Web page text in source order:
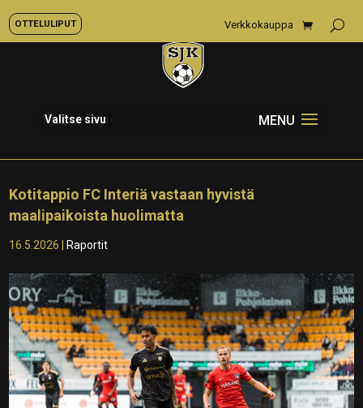
OTTELULIPUT Verkkokauppa
Valitse sivu
Kotitappio FC Interiä vastaan hyvistä
maalipaikoista huolimatta
16.5.2026 Raportit